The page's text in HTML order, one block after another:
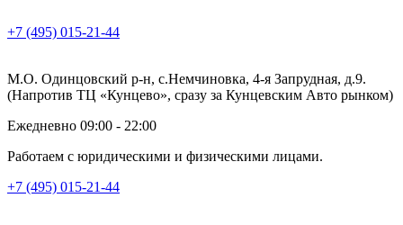
+7 (495) 015-21-44
М.О. Одинцовский р-н, с.Немчиновка, 4-я Запрудная, д.9.
(Напротив ТЦ «Кунцево», сразу за Кунцевским Авто рынком)
Ежедневно 09:00 - 22:00
Работаем с юридическими и физическими лицами.
+7 (495) 015-21-44